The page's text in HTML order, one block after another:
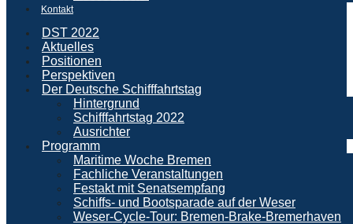
Kontakt
DST 2022
Aktuelles
Positionen
Perspektiven
Der Deutsche Schifffahrtstag
Hintergrund
Schifffahrtstag 2022
Ausrichter
Programm
Maritime Woche Bremen
Fachliche Veranstaltungen
Festakt mit Senatsempfang
Schiffs- und Bootsparade auf der Weser
Weser-Cycle-Tour: Bremen-Brake-Bremerhaven